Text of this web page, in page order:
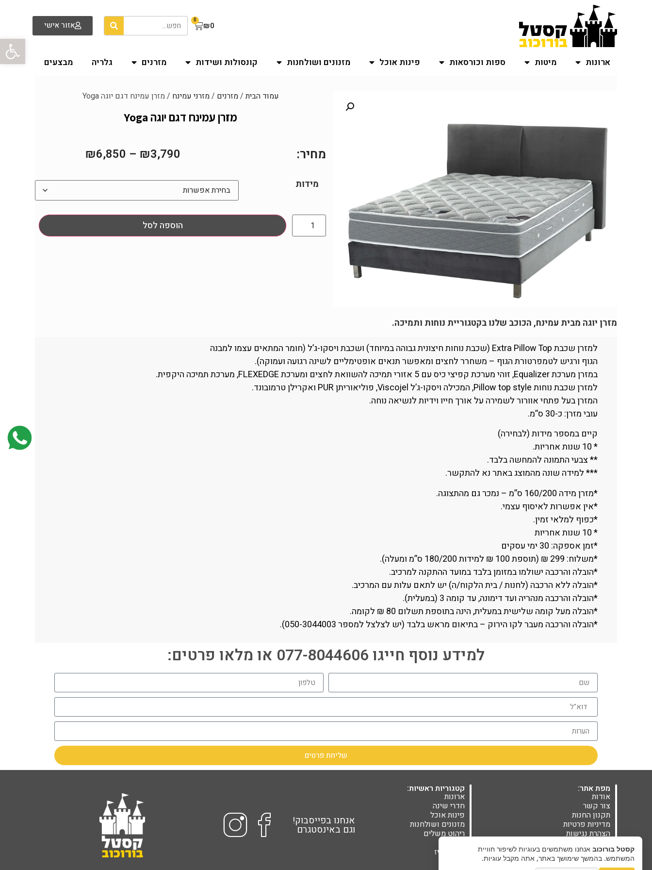
פתח
₪0
0
אזור אישי
ארונות מיטות ספות וכורסאות פינות אוכל מזנונים ושולחנות קונסולות ושידות מזרנים גלריה מבצעים
מזרן יוגה מבית עמינח, הכוכב שלנו בקטגוריית נוחות ותמיכה.
עמוד הבית/מזרנים /מזרני עמינח / מזרן עמינח דגם יוגה Yoga
מזרן עמינח דגם יוגה Yoga
מחיר: ₪3,790
–
₪6,850
מידות
הוספה לסל
למזרן שכבת Extra Pillow Top (שכבת נוחות חיצונית גבוהה במיוחד) ושכבת ויסקו-ג’ל (חומר המתאים עצמו למבנה
הגוף ורגיש לטמפרטורת הגוף – משחרר לחצים ומאפשר תנאים אופטימליים לשינה רגועה ועמוקה).
במזרן מערכת Equalizer, זוהי מערכת קפיצי כיס עם 5 אזורי תמיכה להשוואת לחצים ומערכת FLEXEDGE, מערכת תמיכה היקפית.
למזרן שכבת נוחות Pillow top style, המכילה ויסקו-ג’ל Viscojel, פוליאוריתן PUR ואקרילן טרמובונד.
המזרן בעל פתחי אוורור לשמירה על אורך חייו וידיות לנשיאה נוחה.
עובי מזרן: כ-30 ס”מ.
קיים במספר מידות (לבחירה)
* 10 שנות אחריות.
** צבעי התמונה להמחשה בלבד.
*** למידה שונה מהמוצג באתר נא להתקשר.
*מזרן מידה 160/200 ס”מ – נמכר גם מהתצוגה.
*אין אפשרות לאיסוף עצמי.
*כפוף למלאי זמין.
* 10 שנות אחריות
*זמן אספקה: 30 ימי עסקים
*משלוח: 299 ₪ (תוספת 100 ₪ למידות 180/200 ס”מ ומעלה).
*הובלה והרכבה ישולמו במזומן בלבד במועד ההתקנה למרכיב.
*הובלה ללא הרכבה (לחנות / בית הלקוח/ה) יש לתאם עלות עם המרכיב.
*הובלה והרכבה מנהריה ועד דימונה, עד קומה 3 (במעלית).
*הובלה מעל קומה שלישית במעלית, הינה בתוספת תשלום 80 ₪ לקומה.
*הובלה והרכבה מעבר לקו הירוק – בתיאום מראש בלבד (יש לצלצל למספר 050-3044003).
למידע נוסף חייגו 077-8044606 או מלאו פרטים:
שליחת פרטים
מפת אתר:
אודות
צור קשר
תקנון החנות
מדיניות פרטיות
הצהרת נגישות
קטגוריות ראשיות:
ארונות
חדרי שינה
פינות אוכל
מזנונים ושולחנות
ריהוט משלים
אקססוריז
אנחנו בפייסבוק!
וגם באינסטגרם
קסטל בורוכוב אנחנו משתמשים בעוגיות לשיפור חוויית
המשתמש. בהמשך שימושך באתר, אתה מקבל עוגיות.